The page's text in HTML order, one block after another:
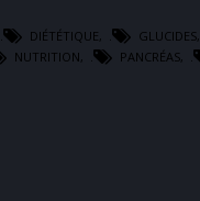
DIÉTÉTIQUE, GLUCIDES,
NUTRITION, PANCRÉAS,